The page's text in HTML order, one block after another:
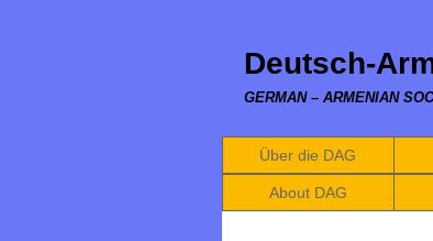
Deutsch-
GERMAN – ARMENIAN
Über die DAG
About DAG